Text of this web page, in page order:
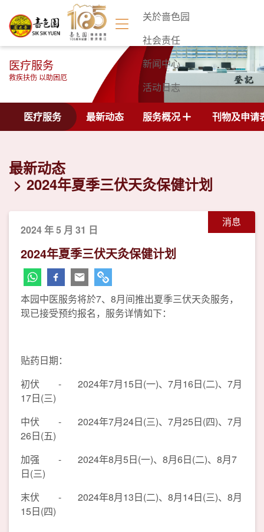
关於啬色园
社会责任
新闻中心
活动日志
联络我们
医疗服务
救疾扶伤 以助困厄
医疗服务 最新动态 服务概况 刊物及申请
最新动态
2024年夏季三伏天灸保健计划
消息
2024 年 5 月 31 日
2024年夏季三伏天灸保健计划
本园中医服务将於7、8月间推出夏季三伏天灸服务，
现已接受预约报名，服务详情如下：
贴药日期：
初伏 - 2024年7月15日(一)、7月16日(二)、7月
17日(三)
中伏 - 2024年7月24日(三)、7月25日(四)、7月
26日(五)
加强 - 2024年8月5日(一)、8月6日(二)、8月7
日(三)
末伏 - 2024年8月13日(二)、8月14日(三)、8月
15日(四)